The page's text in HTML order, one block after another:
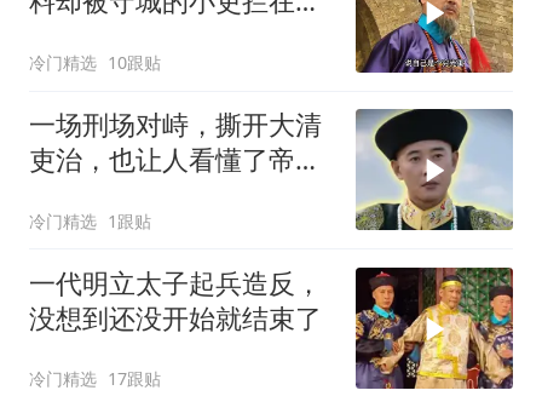
冷门精选 10跟贴
一场刑场对峙，撕开大清
吏治，也让人看懂了帝王
冷门精选 1跟贴
一代明立太子起兵造反，
没想到还没开始就结束了
冷门精选 17跟贴